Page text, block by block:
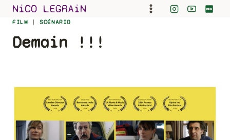
Skip
content
NiCO LEGRAiN
FILM |SCÉNARIO
Demain !!!